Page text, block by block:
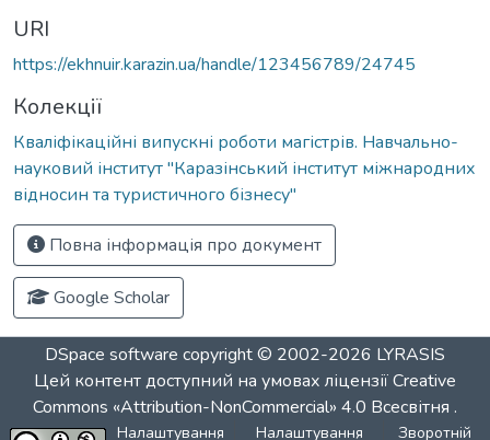
URI
https://ekhnuir.karazin.ua/handle/123456789/24745
Колекції
Кваліфікаційні випускні роботи магістрів. Навчально-
науковий інститут "Каразінський інститут міжнародних
відносин та туристичного бізнесу"
Повна інформація про документ
Google Scholar
DSpace software copyright © 2002-2026 LYRASIS
Цей контент доступний на умовах ліцензіїCreative
Commons «Attribution-NonCommercial» 4.0 Всесвітня .
Налаштування Налаштування Зворотній